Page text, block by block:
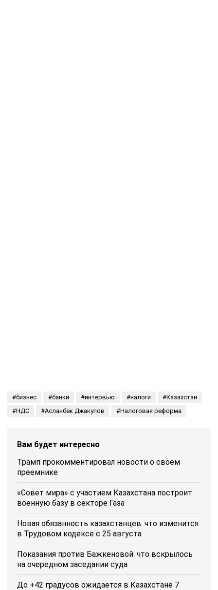
бизнес банки интервью налоги
Казахстан
НДС
Асланбек Джакупов Налоговая реформа
Вам будет интересно
Трамп прокомментировал новости о своем
преемнике
«Совет мира» с участием Казахстана построит
военную базу в секторе Газа
Новая обязанность казахстанцев: что изменится
в Трудовом кодексе с 25 августа
Показания против Бажкеновой: что вскрылось
на очередном заседании суда
До +42 градусов ожидается в Казахстане 7